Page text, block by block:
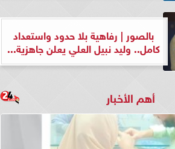
بالصور | رفاهية بلا حدود واستعداد
كامل.. وليد نبيل العلي يعلن جاهزية...
أهم الأخبار